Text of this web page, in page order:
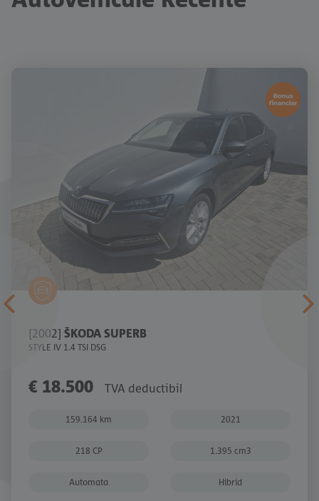
[2002] ŠKODA SUPERB
STYLE IV 1.4 TSI DSG
€ 18.500 TVA deductibil
159.164 km 2021
218 CP 1.395 cm3
Automata Hibrid